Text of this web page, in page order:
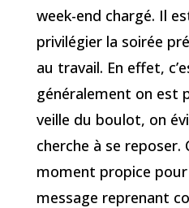
week-end chargé. Il
privilégier la soirée
au travail. En effet,
généralement on est
veille du boulot, on
cherche à se reposer.
moment propice
message reprenant